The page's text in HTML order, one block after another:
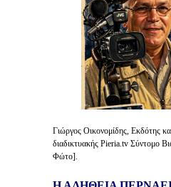
Γιώργος Οικονομίδης, Εκδότης
διαδικτυακής Pieria.tv Σύντομο
Φώτο].